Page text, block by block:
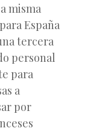
misma
España
tercera
personal
para
a
por